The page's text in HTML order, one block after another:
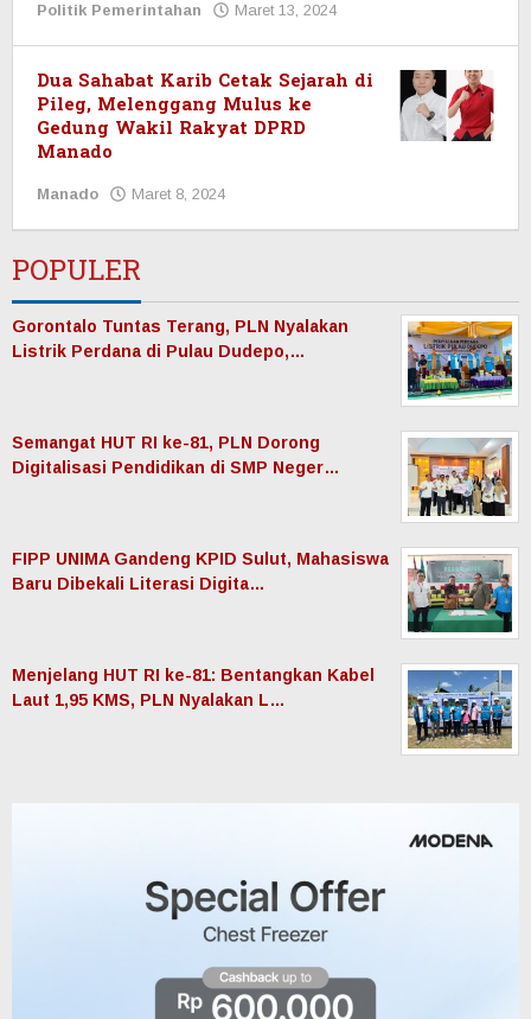
Politik Pemerintahan Maret 13, 2024
Dua Sahabat Karib Cetak Sejarah di
Pileg, Melenggang Mulus ke
Gedung Wakil Rakyat DPRD
Manado
Manado Maret 8, 2024
POPULER
Gorontalo Tuntas Terang, PLN Nyalakan
Listrik Perdana di Pulau Dudepo,…
Semangat HUT RI ke-81, PLN Dorong
Digitalisasi Pendidikan di SMP Neger…
FIPP UNIMA Gandeng KPID Sulut, Mahasiswa
Baru Dibekali Literasi Digita…
Menjelang HUT RI ke-81: Bentangkan Kabel
Laut 1,95 KMS, PLN Nyalakan L…